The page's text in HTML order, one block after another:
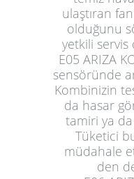
ulaştıran
olduğunu
yetkili servis
E05 ARIZA
sensöründe
Kombinizin
da hasar
tamiri ya
Tüketici
müdahale
den